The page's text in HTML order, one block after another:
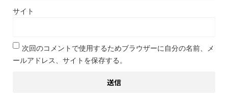
サイト
次回のコメントで使用するためブラウザーに自分の名前、メ
ールアドレス、サイトを保存する。